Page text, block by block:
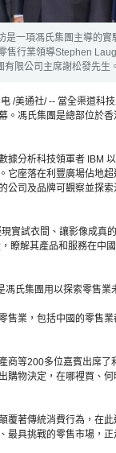
一項馮氏集團主導的
售行業領導Stephen
限公司主席謝松發先生
/美通社/ -- 當全渠道科
。馮氏集團是總部位於
據分析科技領軍者 IBM
它座落在利豐廣場佔地
公司及品牌可觀察並探
實試衣間、讓影像成真
瞭解其產品和服務在中
氏集團用以探索零售業
售業，包括中國的零售
商等200多位嘉賓出席
購物決定，在哪裡買、
覆著傳統消費行為，在
最具挑戰的零售市場，